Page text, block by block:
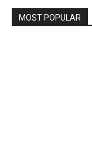
MOST POPULAR